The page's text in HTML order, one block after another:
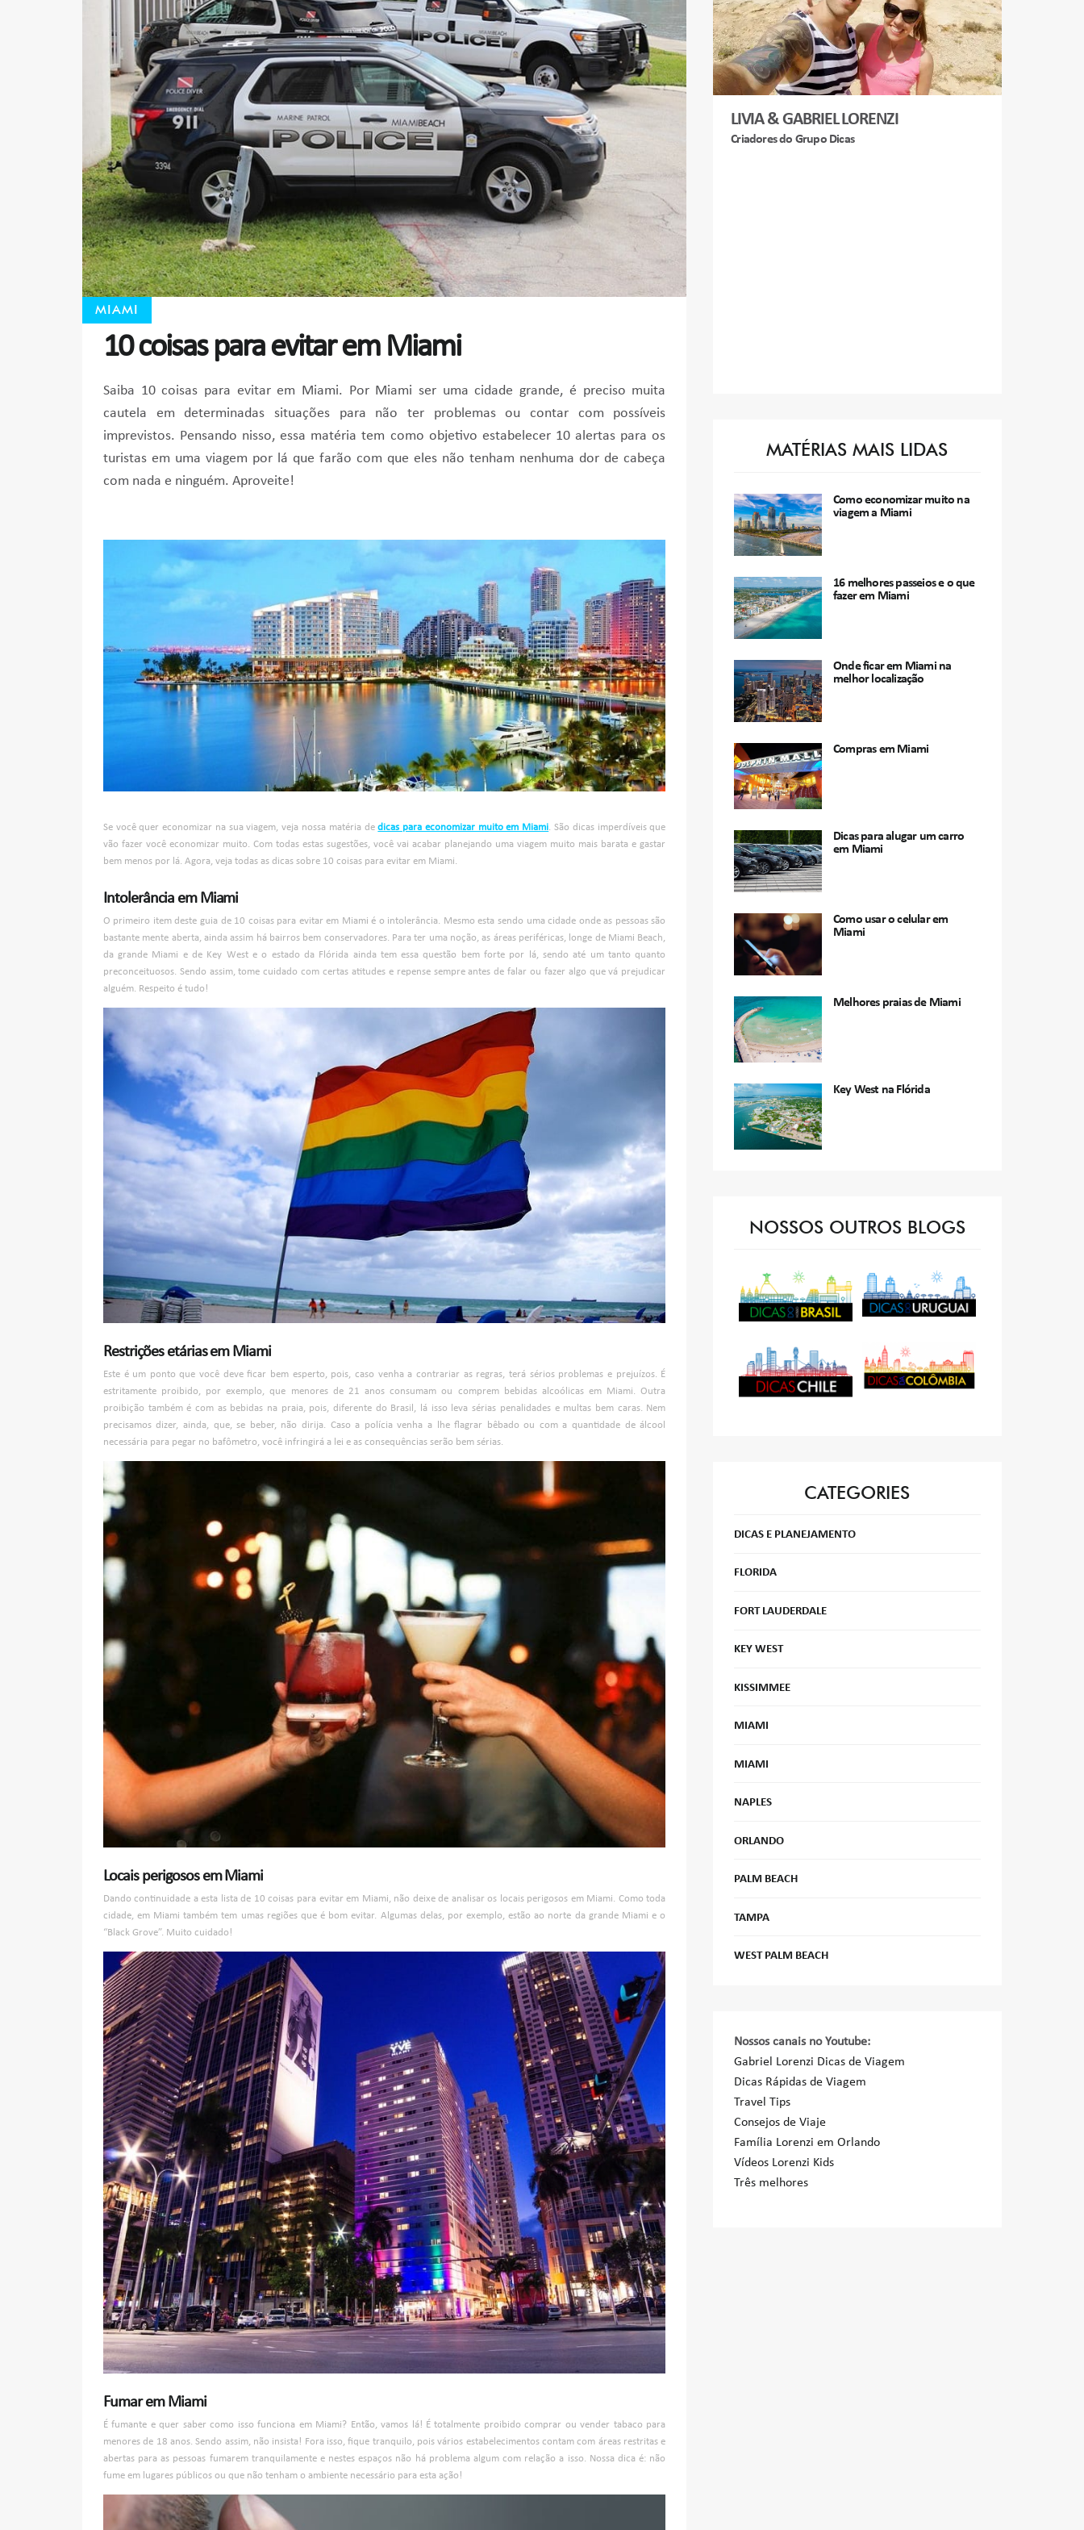
MIAMI
10 coisas para evitar em Miami
Saiba 10 coisas para evitar em Miami. Por Miami ser uma cidade grande, é preciso muita
cautela em determinadas situações para não ter problemas ou contar com possíveis
imprevistos. Pensando nisso, essa matéria tem como objetivo estabelecer 10 alertas para os
turistas em uma viagem por lá que farão com que eles não tenham nenhuma dor de cabeça
com nada e ninguém. Aproveite!
Se você quer economizar na sua viagem, veja nossa matéria dedicas para economizar muito em Miami. São dicas imperdíveis que
vão fazer você economizar muito. Com todas estas sugestões, você vai acabar planejando uma viagem muito mais barata e gastar
bem menos por lá. Agora, veja todas as dicas sobre 10 coisas para evitar em Miami.
Intolerância em Miami
O primeiro item deste guia de 10 coisas para evitar em Miami é o intolerância. Mesmo esta sendo uma cidade onde as pessoas são
bastante mente aberta, ainda assim há bairros bem conservadores. Para ter uma noção, as áreas periféricas, longe de Miami Beach,
da grande Miami e de Key West e o estado da Flórida ainda tem essa questão bem forte por lá, sendo até um tanto quanto
preconceituosos. Sendo assim, tome cuidado com certas atitudes e repense sempre antes de falar ou fazer algo que vá prejudicar
alguém. Respeito é tudo!
Restrições etárias em Miami
Este é um ponto que você deve ficar bem esperto, pois, caso venha a contrariar as regras, terá sérios problemas e prejuízos. É
estritamente proibido, por exemplo, que menores de 21 anos consumam ou comprem bebidas alcoólicas em Miami. Outra
proibição também é com as bebidas na praia, pois, diferente do Brasil, lá isso leva sérias penalidades e multas bem caras. Nem
precisamos dizer, ainda, que, se beber, não dirija. Caso a polícia venha a lhe flagrar bêbado ou com a quantidade de álcool
necessária para pegar no bafômetro, você infringirá a lei e as consequências serão bem sérias.
Locais perigosos em Miami
Dando continuidade a esta lista de 10 coisas para evitar em Miami, não deixe de analisar os locais perigosos em Miami. Como toda
cidade, em Miami também tem umas regiões que é bom evitar. Algumas delas, por exemplo, estão ao norte da grande Miami e o
“Black Grove”. Muito cuidado!
Fumar em Miami
É fumante e quer saber como isso funciona em Miami? Então, vamos lá! É totalmente proibido comprar ou vender tabaco para
menores de 18 anos. Sendo assim, não insista! Fora isso, fique tranquilo, pois vários estabelecimentos contam com áreas restritas e
abertas para as pessoas fumarem tranquilamente e nestes espaços não há problema algum com relação a isso. Nossa dica é: não
fume em lugares públicos ou que não tenham o ambiente necessário para esta ação!
LIVIA & GABRIEL LORENZI
Criadores do Grupo Dicas
MATÉRIAS MAIS LIDAS
Como economizar muito na
viagem a Miami
16 melhores passeios e o que
fazer em Miami
Onde ficar em Miami na
melhor localização
Compras em Miami
Dicas para alugar um carro
em Miami
Como usar o celular em
Miami
Melhores praias de Miami
Key West na Flórida
NOSSOS OUTROS BLOGS
CATEGORIES
DICAS E PLANEJAMENTO
FLORIDA
FORT LAUDERDALE
KEY WEST
KISSIMMEE
MIAMI
MIAMI
NAPLES
ORLANDO
PALM BEACH
TAMPA
WEST PALM BEACH
Nossos canais no Youtube:
Gabriel Lorenzi Dicas de Viagem
Dicas Rápidas de Viagem
Travel Tips
Consejos de Viaje
Família Lorenzi em Orlando
Vídeos Lorenzi Kids
Três melhores